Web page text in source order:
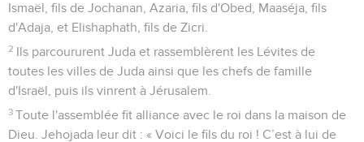
Ismaël, fils de Jochanan, Azaria, fils d'Obed, Maaséja, fils
d'Adaja, et Elishaphath, fils de Zicri.
2 Ils parcoururent Juda et rassemblèrent les Lévites de
toutes les villes de Juda ainsi que les chefs de famille
d'Israël, puis ils vinrent à Jérusalem.
3 Toute l'assemblée fit alliance avec le roi dans la maison de
Dieu. Jehojada leur dit : « Voici le fils du roi ! C’est à lui de